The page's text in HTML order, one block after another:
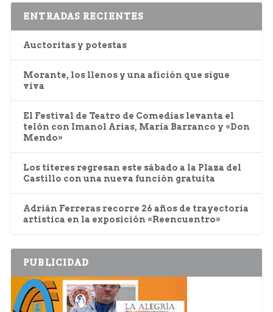
ENTRADAS RECIENTES
Auctoritas y potestas
Morante, los llenos y una afición que sigue
viva
El Festival de Teatro de Comedias levanta el
telón con Imanol Arias, María Barranco y «Don
Mendo»
Los títeres regresan este sábado a la Plaza del
Castillo con una nueva función gratuita
Adrián Ferreras recorre 26 años de trayectoria
artística en la exposición «Reencuentro»
PUBLICIDAD